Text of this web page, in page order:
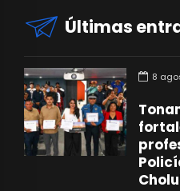
Últimas
8